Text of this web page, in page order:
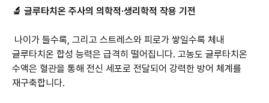
🔬 글루타치온 주사의 의학적·생리학적 작용 기전
나이가 들수록, 그리고 스트레스와 피로가 쌓일수록 체내
글루타치온 합성 능력은 급격히 떨어집니다. 고농도 글루타치온
수액은 혈관을 통해 전신 세포로 전달되어 강력한 방어 체계를
재구축합니다.